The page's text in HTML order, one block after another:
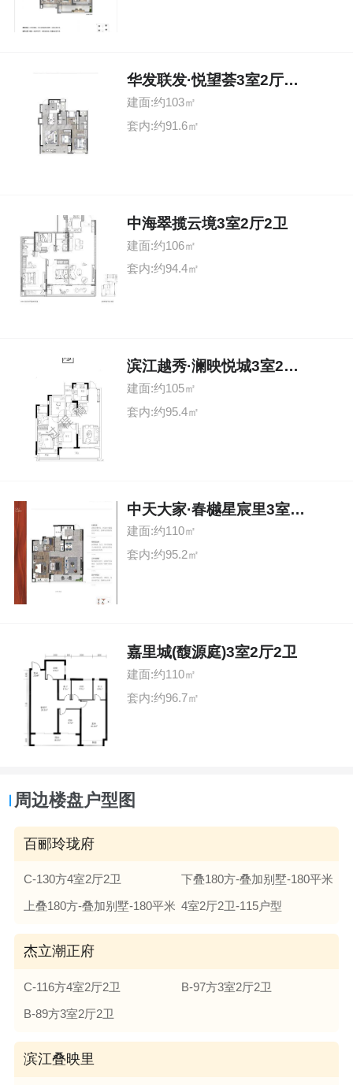
华发联发·悦望荟3室2厅2卫
建面:约103㎡
套内:约91.6㎡
中海翠揽云境3室2厅2卫
建面:约106㎡
套内:约94.4㎡
滨江越秀·澜映悦城3室2厅2卫
建面:约105㎡
套内:约95.4㎡
中天大家·春樾星宸里3室2厅2卫
建面:约110㎡
套内:约95.2㎡
嘉里城(馥源庭)3室2厅2卫
建面:约110㎡
套内:约96.7㎡
周边楼盘户型图
百郦玲珑府
C-130方4室2厅2卫
下叠180方-叠加别墅-180平米
上叠180方-叠加别墅-180平米 4室2厅2卫-115户型
杰立潮正府
C-116方4室2厅2卫
B-97方3室2厅2卫
B-89方3室2厅2卫
滨江叠映里